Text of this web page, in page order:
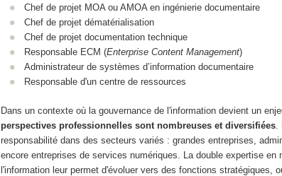
Chef de projet MOA ou AMOA en ingénierie documentaire
Chef de projet dématérialisation
Chef de projet documentation technique
Responsable ECM (Enterprise Content Management)
Administrateur de systèmes d’information documentaire
Responsable d'un centre de ressources
Dans un contexte où la gouvernance de l'information devient un
perspectives professionnelles sont nombreuses et diversifiées
responsabilité dans des secteurs variés : grandes entreprises,
encore entreprises de services numériques. La double expertise en
l'information leur permet d'évoluer vers des fonctions stratégiques,